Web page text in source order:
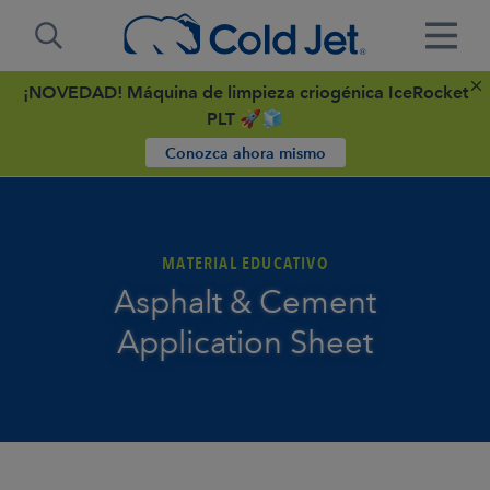
¡NOVEDAD! Máquina de limpieza criogénica IceRocket
PLT 🚀🧊
Conozca ahora mismo
MATERIAL EDUCATIVO
Asphalt & Cement
Application Sheet